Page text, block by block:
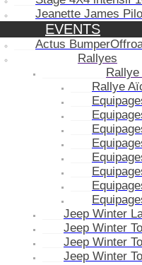
Jeanette James
EVENTS
Actus
Rallyes
Rallye
Jeep Winter
Jeep Winter
Jeep Winter
Jeep Winter